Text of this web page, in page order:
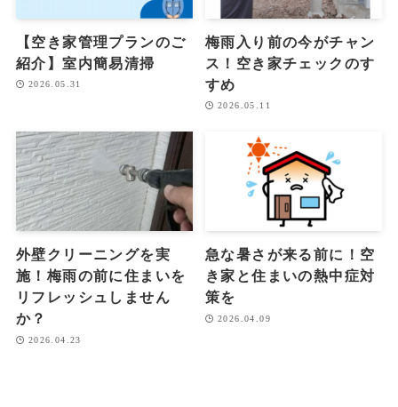
【空き家管理プランのご
紹介】室内簡易清掃
2026.05.31
梅雨入り前の今がチャン
ス！空き家チェックのす
すめ
2026.05.11
外壁クリーニングを実
施！梅雨の前に住まいを
リフレッシュしません
か？
2026.04.23
急な暑さが来る前に！空
き家と住まいの熱中症対
策を
2026.04.09